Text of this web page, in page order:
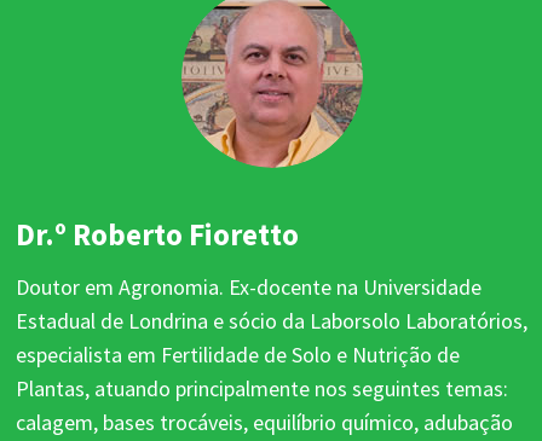
Dr.º Roberto Fioretto
Doutor em Agronomia. Ex-docente na Universidade
Estadual de Londrina e sócio da Laborsolo Laboratórios,
especialista em Fertilidade de Solo e Nutrição de
Plantas, atuando principalmente nos seguintes temas:
calagem, bases trocáveis, equilíbrio químico, adubação